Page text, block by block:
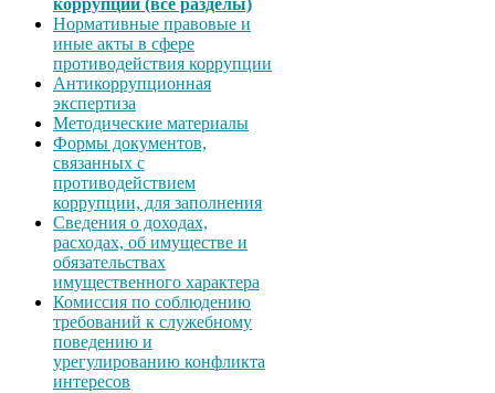
коррупции (все разделы)
Нормативные правовые и
иные акты в сфере
противодействия коррупции
Антикоррупционная
экспертиза
Методические материалы
Формы документов,
связанных с
противодействием
коррупции, для заполнения
Сведения о доходах,
расходах, об имуществе и
обязательствах
имущественного характера
Комиссия по соблюдению
требований к служебному
поведению и
урегулированию конфликта
интересов